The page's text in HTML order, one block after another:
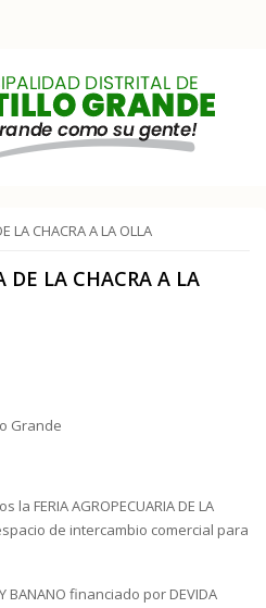
LA CHACRA A LA OLLA
DE LA CHACRA A LA
Grande
FERIA AGROPECUARIA DE LA
de intercambio comercial para
BANANO financiado por DEVIDA